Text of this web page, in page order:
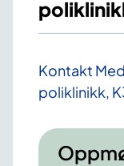
Kontakt
poliklinikk,